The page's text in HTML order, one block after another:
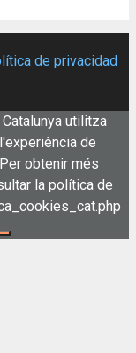
de privacidad
utilitza
de
obtenir més
la política de